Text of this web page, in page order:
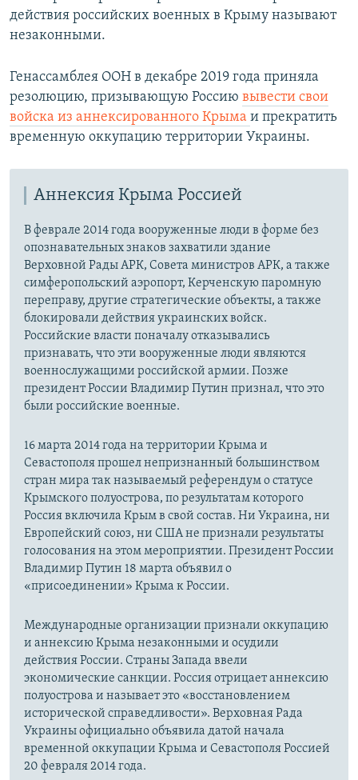
действия российских военных в Крыму называют
незаконными.
Генассамблея ООН в декабре 2019 года приняла
резолюцию, призывающую Россию вывести свои
войска из аннексированного Крыма и прекратить
временную оккупацию территории Украины.
Аннексия Крыма Россией
В феврале 2014 года вооруженные люди в форме без
опознавательных знаков захватили здание
Верховной Рады АРК, Совета министров АРК, а также
симферопольский аэропорт, Керченскую паромную
переправу, другие стратегические объекты, а также
блокировали действия украинских войск.
Российские власти поначалу отказывались
признавать, что эти вооруженные люди являются
военнослужащими российской армии. Позже
президент России Владимир Путин признал, что это
были российские военные.
16 марта 2014 года на территории Крыма и
Севастополя прошел непризнанный большинством
стран мира так называемый референдум о статусе
Крымского полуострова, по результатам которого
Россия включила Крым в свой состав. Ни Украина, ни
Европейский союз, ни США не признали результаты
голосования на этом мероприятии. Президент России
Владимир Путин 18 марта объявил о
«присоединении» Крыма к России.
Международные организации признали оккупацию
и аннексию Крыма незаконными и осудили
действия России. Страны Запада ввели
экономические санкции. Россия отрицает аннексию
полуострова и называет это «восстановлением
исторической справедливости». Верховная Рада
Украины официально объявила датой начала
временной оккупации Крыма и Севастополя Россией
20 февраля 2014 года.